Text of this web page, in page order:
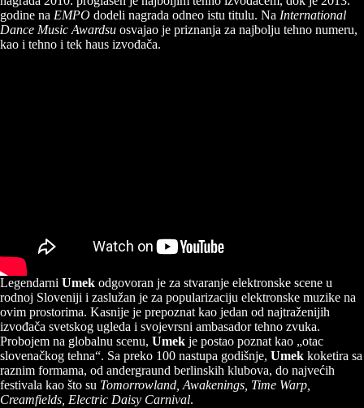
godine na EMPO dodeli nagrada odneo istu titulu. Na International
Dance Music Awardsu osvajao je priznanja za najbolju tehno numeru,
kao i tehno i tek haus izvođača.
Legendarni Umek odgovoran je za stvaranje elektronske scene u
rodnoj Sloveniji i zaslužan je za popularizaciju elektronske muzike na
ovim prostorima. Kasnije je prepoznat kao jedan od najtraženijih
izvođača svetskog ugleda i svojevrsni ambasador tehno zvuka.
Probojem na globalnu scenu, Umek je postao poznat kao „otac
slovenačkog tehna“. Sa preko 100 nastupa godišnje, Umek koketira sa
raznim formama, od andergraund berlinskih klubova, do najvećih
festivala kao što su Tomorrowland, Awakenings, Time Warp,
Creamfields, Electric Daisy Carnival.